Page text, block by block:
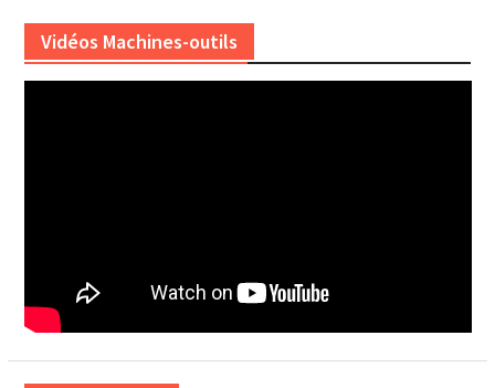
Vidéos Machines-outils